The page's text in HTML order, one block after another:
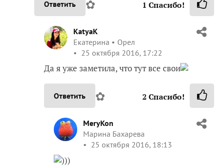
Ответить ✿ 1 Спасибо!
KatyaK
Екатерина
Орел
25 октября 2016, 17:22
Да я уже заметила, что тут все свои
Ответить ✿ 2 Спасибо!
MeryKon
Марина Бахарева
25 октября 2016, 18:13
)))